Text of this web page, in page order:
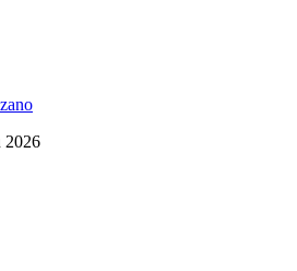
2026